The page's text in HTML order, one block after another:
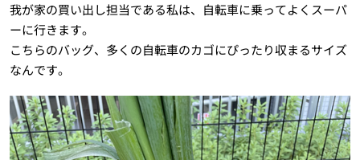
我が家の買い出し担当である私は、自転車に乗ってよくスーパ
ーに行きます。
こちらのバッグ、多くの自転車のカゴにぴったり収まるサイズ
なんです。